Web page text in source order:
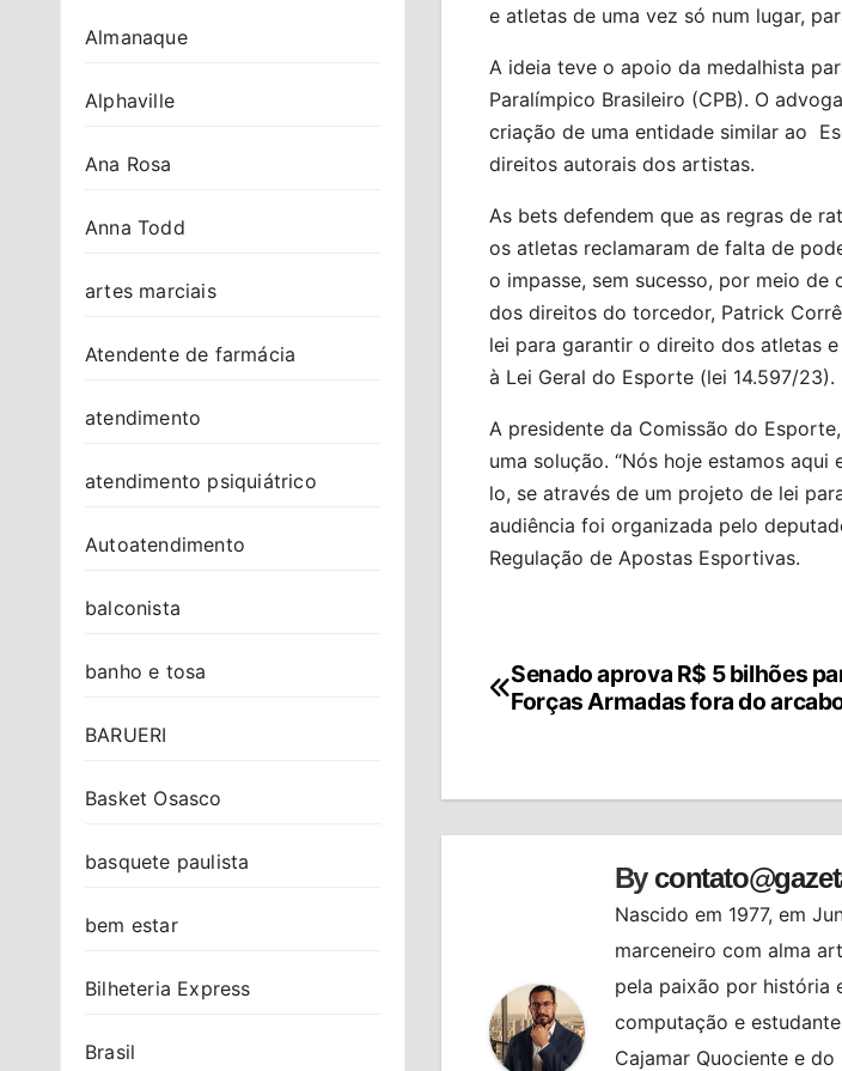
Almanaque
Alphaville
Ana Rosa
Anna Todd
artes marciais
Atendente de farmácia
atendimento
atendimento psiquiátrico
Autoatendimento
balconista
banho e tosa
BARUERI
Basket Osasco
basquete paulista
bem estar
Bilheteria Express
Brasil
e atletas de uma vez só num lugar,
A ideia teve o apoio da medalhista
Paralímpico Brasileiro (CPB). O
criação de uma entidade similar ao
direitos autorais dos artistas.
As bets defendem que as regras de
os atletas reclamaram de falta de
o impasse, sem sucesso, por meio
dos direitos do torcedor, Patrick
lei para garantir o direito dos atletas
à Lei Geral do Esporte (lei 14.597/23).
A presidente da Comissão do
uma solução. “Nós hoje estamos
lo, se através de um projeto de lei
audiência foi organizada pelo
Regulação de Apostas Esportivas.
Navegação
Senado aprova R$ 5 bilhões
Forças Armadas fora do
By
Nascido em 1977, em
marceneiro com alma
pela paixão por história
computação e
Cajamar Quociente e